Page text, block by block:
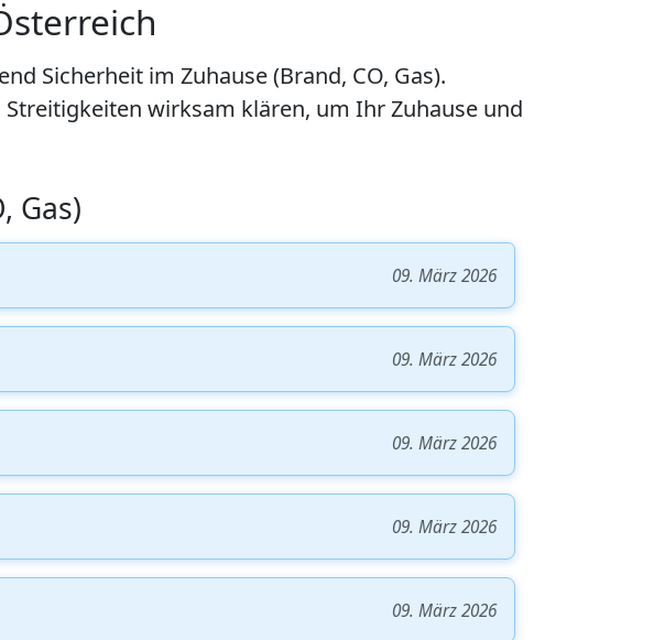
Sicherheit im Zuhause (Brand, CO, Gas).
wirksam klären, um Ihr Zuhause und
Gas)
09. März 2026
09. März 2026
09. März 2026
09. März 2026
09. März 2026